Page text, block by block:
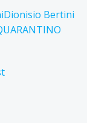
Dionisio Bertini